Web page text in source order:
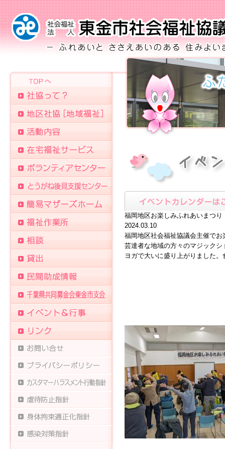
福岡地区お楽しみふれあいまつり
2024.03.10
福岡地区社会福祉協議会主催で
芸達者な地域の方々のマジック
ヨガで大いに盛り上がりました